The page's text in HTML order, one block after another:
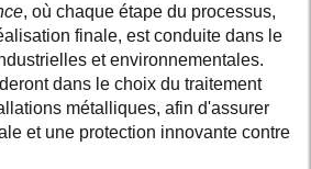
, où chaque étape du processus,
finale, est conduite dans le
et environnementales.
dans le choix du traitement
métalliques, afin d'assurer
et une protection innovante contre